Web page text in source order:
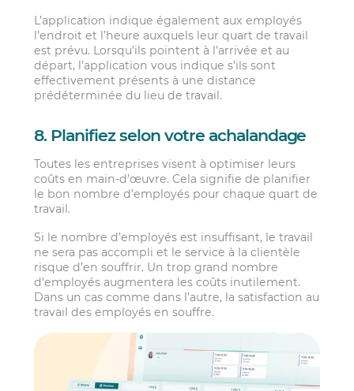
L’application indique également aux employés
l’endroit et l’heure auxquels leur quart de travail
est prévu. Lorsqu’ils pointent à l’arrivée et au
départ, l’application vous indique s’ils sont
effectivement présents à une distance
prédéterminée du lieu de travail.
8. Planifiez selon votre achalandage
Toutes les entreprises visent à optimiser leurs
coûts en main-d’œuvre. Cela signifie de planifier
le bon nombre d’employés pour chaque quart de
travail.
Si le nombre d’employés est insuffisant, le travail
ne sera pas accompli et le service à la clientèle
risque d’en souffrir. Un trop grand nombre
d’employés augmentera les coûts inutilement.
Dans un cas comme dans l’autre, la satisfaction au
travail des employés en souffre.